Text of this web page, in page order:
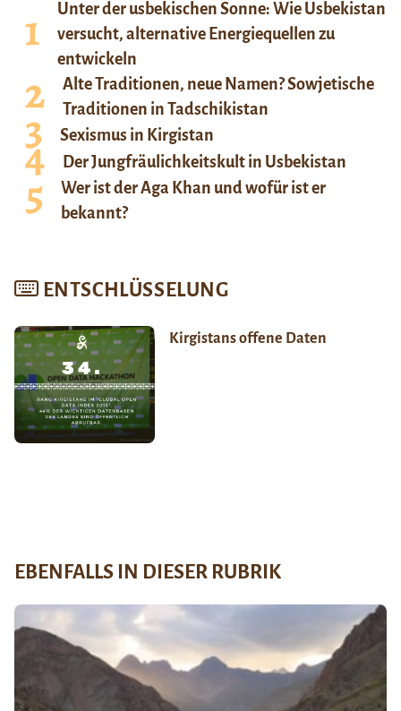
Unter der usbekischen Sonne: Wie Usbekistan
versucht, alternative Energiequellen zu
entwickeln
Alte Traditionen, neue Namen? Sowjetische
Traditionen in Tadschikistan
Sexismus in Kirgistan
Der Jungfräulichkeitskult in Usbekistan
Wer ist der Aga Khan und wofür ist er
bekannt?
ENTSCHLÜSSELUNG
Kirgistans offene Daten
EBENFALLS IN DIESER RUBRIK